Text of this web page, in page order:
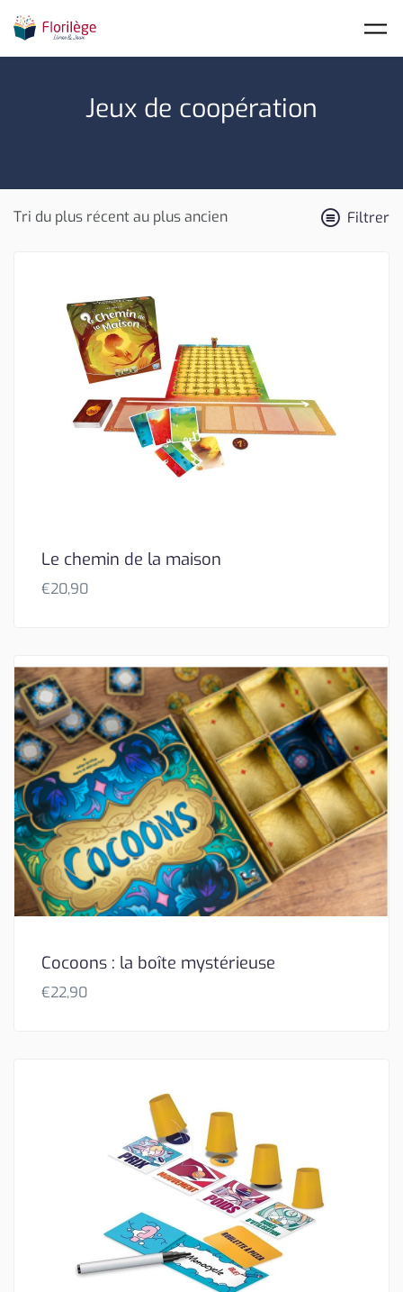
Jeux de coopération
Filtrer
Le chemin de la maison
€20,90
Cocoons : la boîte mystérieuse
€22,90